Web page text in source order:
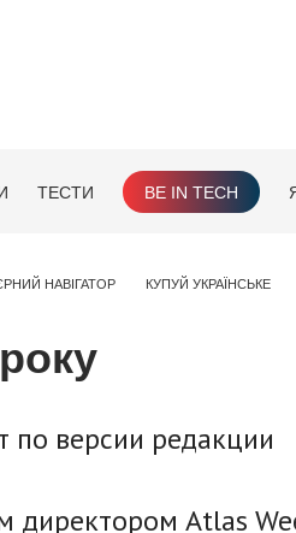
ТЕСТИ BE IN TECH
НАВІГАТОР КУПУЙ УКРАЇНСЬКЕ
по версии редакции
директором Atlas